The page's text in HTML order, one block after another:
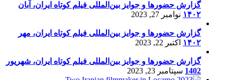
گزارش حضورها و جوایز بین‌المللی فیلم کوتاه ایران، آبان
۱۴۰۲ نوامبر 27, 2023
گزارش حضورها و جوایز بین‌المللی فیلم کوتاه ایران، مهر
۱۴۰۲ اکتبر 22, 2023
گزارش حضورها و جوایز بین‌المللی فیلم کوتاه ایران، شهریور
1402 سپتامبر 23, 2023